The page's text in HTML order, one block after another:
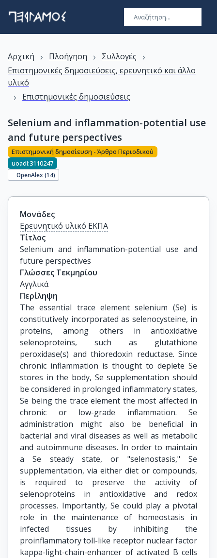
Αρχική › Πλοήγηση › Συλλογές ›
Επιστημονικές δημοσιεύσεις, ερευνητικό και άλλο
υλικό
› Επιστημονικές δημοσιεύσεις
Selenium and inflammation-potential use
and future perspectives
Επιστημονική δημοσίευση - Άρθρο Περιοδικού
uoadl:3110247
OpenAlex (14)
Μονάδες
Ερευνητικό υλικό ΕΚΠΑ
Τίτλος
Selenium and inflammation-potential use and
future perspectives
Γλώσσες Τεκμηρίου
Αγγλικά
Περίληψη
The essential trace element selenium (Se) is
constitutively incorporated as selenocysteine, in
proteins, among others in antioxidative
selenoproteins, such as glutathione
peroxidase(s) and thioredoxin reductase. Since
chronic inflammation is thought to deplete Se
stores in the body, Se supplementation should
be considered in prolonged inflammatory states,
Se being the trace element the most affected in
chronic or low-grade inflammation. Se
administration might also be beneficial in
bacterial and viral diseases as well as metabolic
and autoimmune diseases. In order to maintain
a Se steady state, or "selenostasis," Se
supplementation, via either diet or compounds,
is required to preserve the activity of
selenoproteins in antioxidative and redox
processes. Importantly, Se could play a pivotal
role in the maintenance of homeostasis in
infected tissues by inhibiting the
proinflammatory toll-like receptor nuclear factor
kappa-light-chain-enhancer of activated B cells